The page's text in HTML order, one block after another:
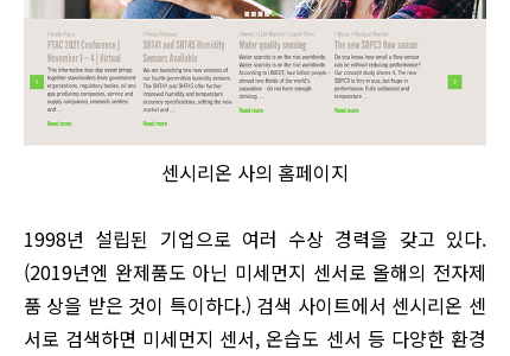
센시리온 사의 홈페이지
1998년 설립된 기업으로 여러 수상 경력을 갖고 있다.
(2019년엔 완제품도 아닌 미세먼지 센서로 올해의 전자제
품 상을 받은 것이 특이하다.) 검색 사이트에서 센시리온 센
서로 검색하면 미세먼지 센서, 온습도 센서 등 다양한 환경